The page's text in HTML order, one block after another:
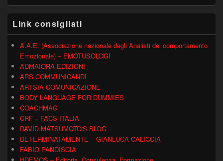
LInk consigliati
A.A.E. (Associazione nazionale degli Analisti del comportamento
Emozionale) – EMOTUSOLOGI
ADMAIORA EDIZIONI
ARS COMMUNICANDI
ARTSIA COMUNICAZIONE
BODY LANGUAGE FOR DUMMIES
COACHMAG
CRF – FACS ITALIA
DAVID MATSUMOTO'S BLOG
DETERMINATAMENTE – GIANLUCA CALICCIA
FABIO PANDISCIA